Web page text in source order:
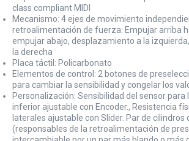
class compliant MIDI
Mecanismo: 4 ejes de movimiento
retroalimentación de fuerza: Empujar arriba
empujar abajo, desplazamiento a la
la derecha
Placa táctil: Policarbonato
Elementos de control: 2 botones de
para cambiar la sensibilidad y congelar los
Personalización: Sensibilidad del sensor para
inferior ajustable con Encoder., Resistencia
laterales ajustable con Slider. Par de cilindros
(responsables de la retroalimentación de